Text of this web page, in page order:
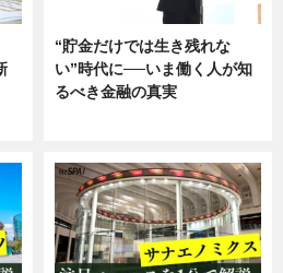
“貯金だけでは生き残れな
い”時代に──いま働く人が知
るべき金融の真実